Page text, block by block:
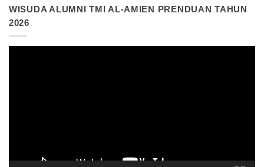
WISUDA ALUMNI TMI AL-AMIEN PRENDUAN TAHUN
2026